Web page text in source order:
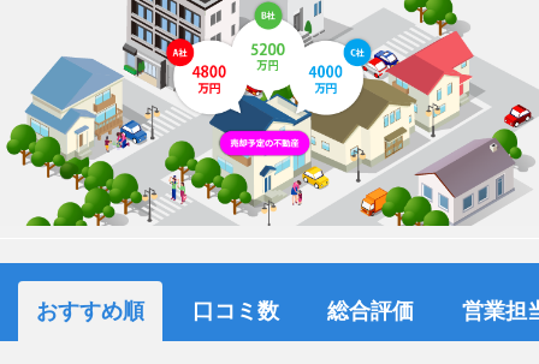
おすすめ順 口コミ数 総合評価 営業担